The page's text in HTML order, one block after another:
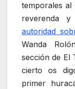
temporales al
reverenda y
autoridad
Wanda
sección de El
cierto os
primer